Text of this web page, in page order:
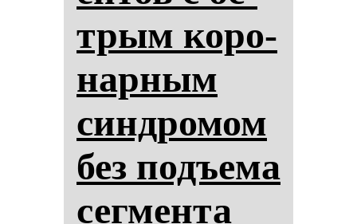
трым ко­ро­
нар­ным
син­дро­мом
без подъе­ма
сег­мен­та